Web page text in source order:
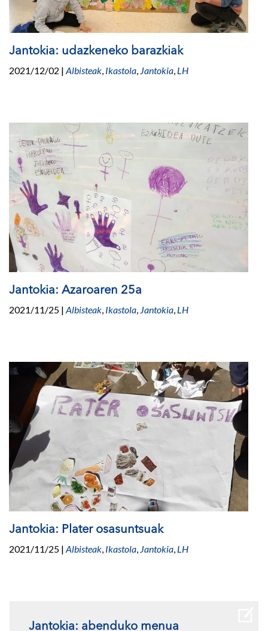
Jantokia: udazkeneko barazkiak
2021/12/02 | Albisteak, Ikastola, Jantokia, LH
Jantokia: Azaroaren 25a
2021/11/25 | Albisteak, Ikastola, Jantokia, LH
Jantokia: Plater osasuntsuak
2021/11/25 | Albisteak, Ikastola, Jantokia, LH
Jantokia: abenduko menua